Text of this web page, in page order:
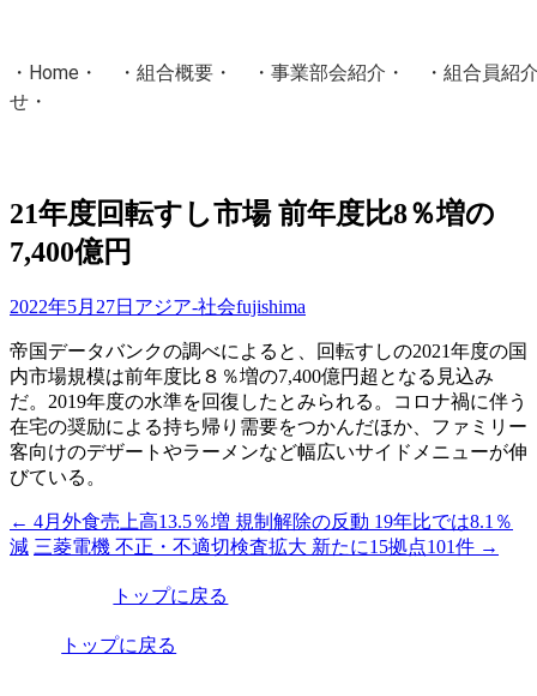
・ Home ・ ・ 組合概要 ・ ・ 事業部会紹介 ・ ・ 組合員紹
せ ・
協同組合Masters／
国土交通省・経済産業省・農林水産省・厚生労働省 認可
21年度回転すし市場 前年度比8％増の
7,400億円
2022年5月27日 アジア-社会fujishima
帝国データバンクの調べによると、回転すしの2021年度の国
内市場規模は前年度比８％増の7,400億円超となる見込み
だ。2019年度の水準を回復したとみられる。コロナ禍に伴う
在宅の奨励による持ち帰り需要をつかんだほか、ファミリー
客向けのデザートやラーメンなど幅広いサイドメニューが伸
びている。
投
稿
← 4月外食売上高13.5％増 規制解除の反動 19年比では8.1％
減 三菱電機 不正・不適切検査拡大 新たに15拠点101件 →
トップに戻る
トップに戻る